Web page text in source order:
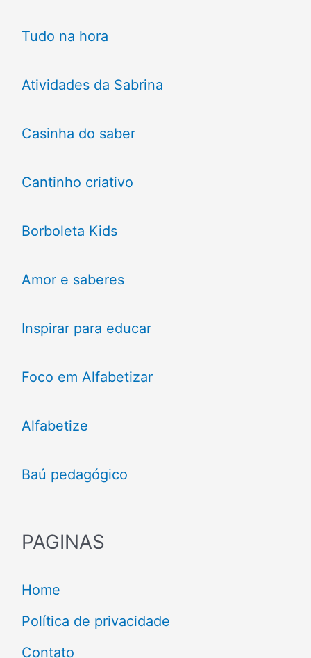
Tudo na hora
Atividades da Sabrina
Casinha do saber
Cantinho criativo
Borboleta Kids
Amor e saberes
Inspirar para educar
Foco em Alfabetizar
Alfabetize
Baú pedagógico
PAGINAS
Home
Política de privacidade
Contato